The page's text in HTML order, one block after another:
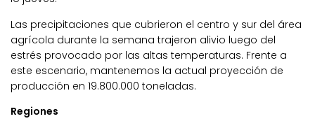
Las precipitaciones que cubrieron el centro y sur del área
agrícola durante la semana trajeron alivio luego del
estrés provocado por las altas temperaturas. Frente a
este escenario, mantenemos la actual proyección de
producción en 19.800.000 toneladas.
Regiones